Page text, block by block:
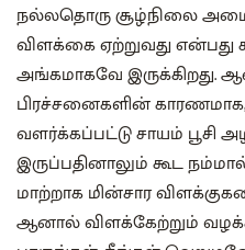
நல்லதொரு சூழ்நிலை
விளக்கை ஏற்றுவது என்பது
அங்கமாகவே
பிரச்சனைகளின்
வளர்க்கப்பட்டு சாயம் பூசி
இருப்பதினாலும் கூட
மாற்றாக மின்சார
ஆனால் விளக்கேற்றும்